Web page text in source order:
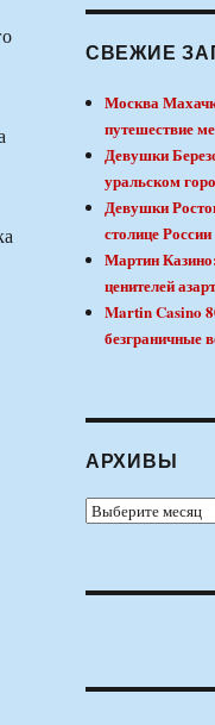
СВЕЖИЕ
Москва
путешествие
Девушки
уральском
Девушки
столице России
Мартин
ценителей
Martin Casino
безграничные
АРХИВЫ
Архивы